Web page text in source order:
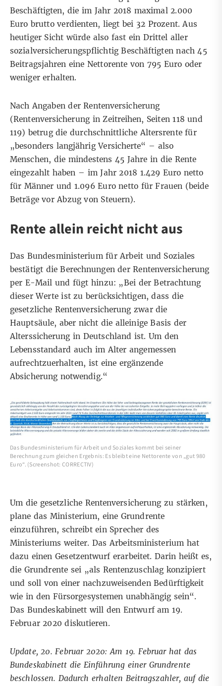
Beschäftigten, die im Jahr 2018 maximal 2.000
Euro brutto verdienten, liegt bei 32 Prozent. Aus
heutiger Sicht würde also fast ein Drittel aller
sozialversicherungspflichtig Beschäftigten nach 45
Beitragsjahren eine Nettorente von 795 Euro oder
weniger erhalten.
NachAngaben der Rentenversicherung
(Rentenversicherung in Zeitreihen, Seiten 118 und
119) betrug die durchschnittliche Altersrente für
„besonders langjährig Versicherte“ – also
Menschen, die mindestens 45 Jahre in die Rente
eingezahlt haben – im Jahr 2018 1.429 Euro netto
für Männer und 1.096 Euro netto für Frauen (beide
Beträge vor Abzug von Steuern).
Rente allein reicht nicht aus
Das Bundesministerium für Arbeit und Soziales
bestätigt die Berechnungen der Rentenversicherung
per E-Mail und fügt hinzu: „Bei der Betrachtung
dieser Werte ist zu berücksichtigen, dass die
gesetzliche Rentenversicherung zwar die
Hauptsäule, aber nicht die alleinige Basis der
Alterssicherung in Deutschland ist. Um den
Lebensstandard auch im Alter angemessen
aufrechtzuerhalten, ist eine ergänzende
Absicherung notwendig.“
Das Bundesministerium für Arbeit und Soziales kommt bei seiner
Berechnung zum gleichen Ergebnis: Es bleibt eine Nettorente von „gut 980
Euro“. (Screenshot: CORRECTIV)
Um die gesetzliche Rentenversicherung zu stärken,
plane das Ministerium, eine Grundrente
einzuführen, schreibt ein Sprecher des
Ministeriums weiter. Das Arbeitsministerium hat
dazu einenGesetzentwurferarbeitet. Darin heißt es,
die Grundrente sei „als Rentenzuschlag konzipiert
und soll von einer nachzuweisenden Bedürftigkeit
wie in den Fürsorgesystemen unabhängig sein“.
Das Bundeskabinett will den Entwurfam 19.
Februar 2020 diskutieren.
Update, 20. Februar 2020: Am 19. Februar hat das
Bundeskabinett die Einführung einer Grundrente
beschlossen. Dadurch erhalten Beitragszahler, auf die